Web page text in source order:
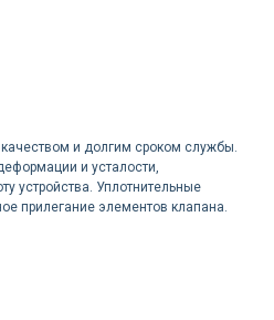
и долгим сроком службы.
и усталости,
устройства. Уплотнительные
прилегание элементов клапана.